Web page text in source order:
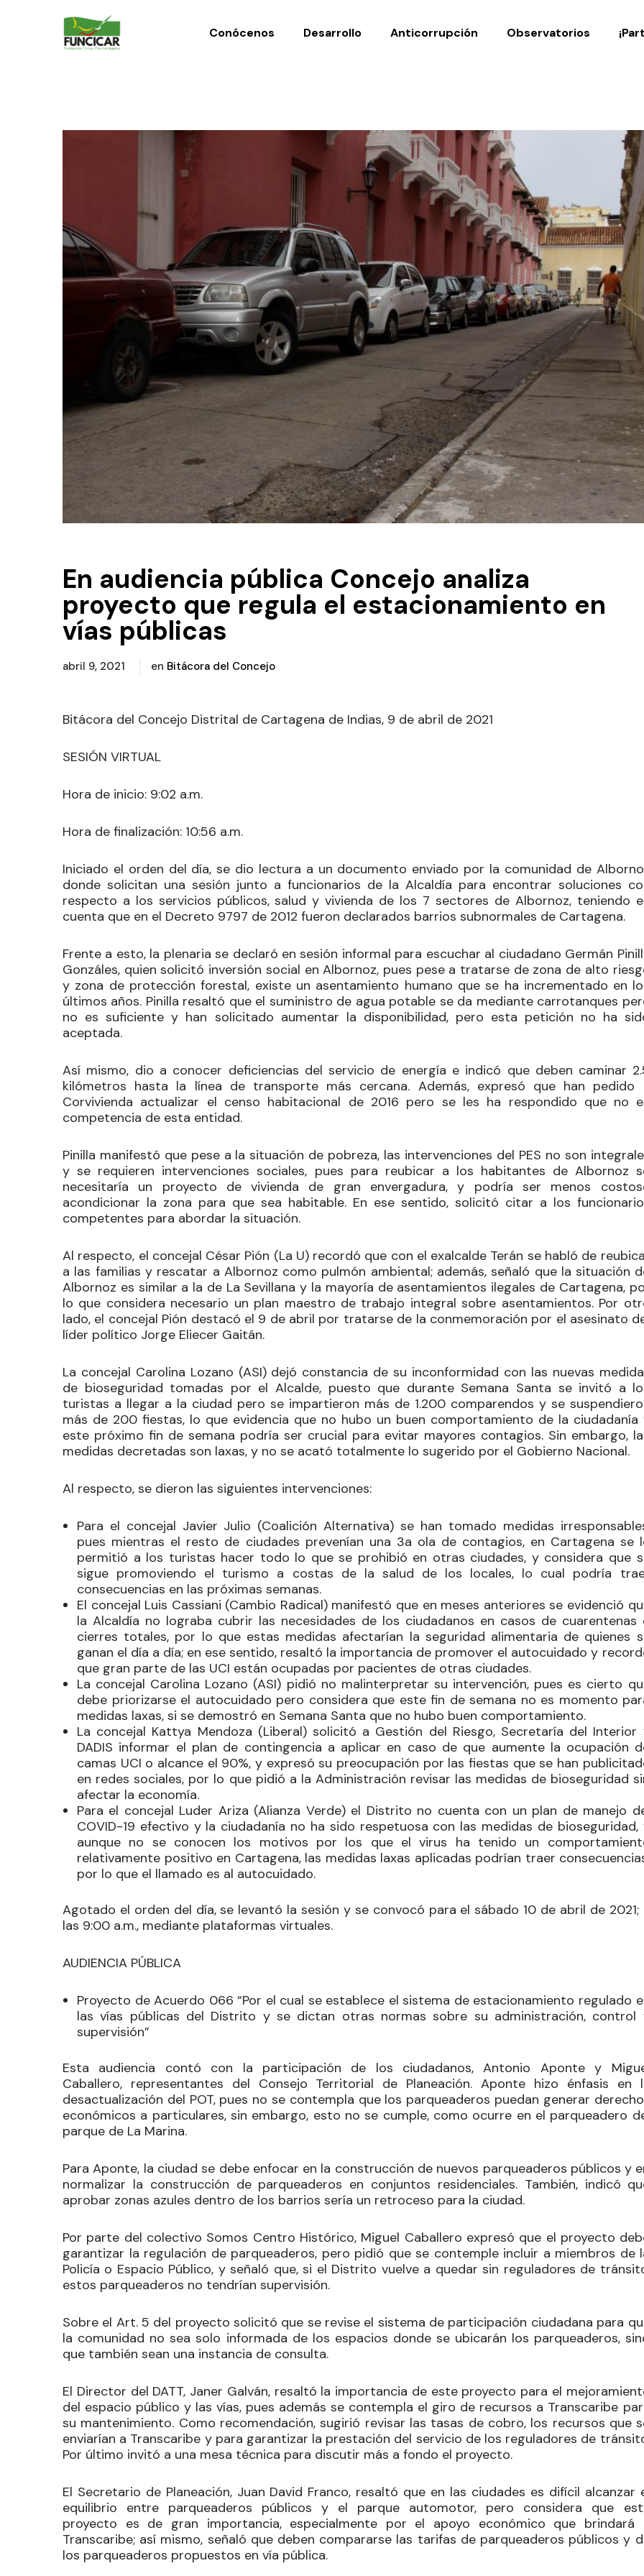
Conócenos Desarrollo Anticorrupción Observatorios
En audiencia pública Concejo analiza
proyecto que regula el estacionamiento en
vías públicas
abril 9, 2021 en Bitácora del Concejo
Bitácora del Concejo Distrital de Cartagena de Indias, 9 de abril de 2021
SESIÓN VIRTUAL
Hora de inicio: 9:02 a.m.
Hora de finalización: 10:56 a.m.
Iniciado el orden del día, se dio lectura a un documento enviado por la comunidad de
donde solicitan una sesión junto a funcionarios de la Alcaldía para encontrar soluciones
respecto a los servicios públicos, salud y vivienda de los 7 sectores de Albornoz, teniendo
cuenta que en el Decreto 9797 de 2012 fueron declarados barrios subnormales de Cartagena.
Frente a esto, la plenaria se declaró en sesión informal para escuchar al ciudadano Germán
Gonzáles, quien solicitó inversión social en Albornoz, pues pese a tratarse de zona de alto
y zona de protección forestal, existe un asentamiento humano que se ha incrementado en
últimos años. Pinilla resaltó que el suministro de agua potable se da mediante carrotanques
no es suficiente y han solicitado aumentar la disponibilidad, pero esta petición no ha
aceptada.
Así mismo, dio a conocer deficiencias del servicio de energía e indicó que deben caminar
kilómetros hasta la línea de transporte más cercana. Además, expresó que han pedido
Corvivienda actualizar el censo habitacional de 2016 pero se les ha respondido que no
competencia de esta entidad.
Pinilla manifestó que pese a la situación de pobreza, las intervenciones del PES no son
y se requieren intervenciones sociales, pues para reubicar a los habitantes de Albornoz
necesitaría un proyecto de vivienda de gran envergadura, y podría ser menos
acondicionar la zona para que sea habitable. En ese sentido, solicitó citar a los
competentes para abordar la situación.
Al respecto, el concejal César Pión (La U) recordó que con el exalcalde Terán se habló de
a las familias y rescatar a Albornoz como pulmón ambiental; además, señaló que la situación
Albornoz es similar a la de La Sevillana y la mayoría de asentamientos ilegales de Cartagena,
lo que considera necesario un plan maestro de trabajo integral sobre asentamientos. Por
lado, el concejal Pión destacó el 9 de abril por tratarse de la conmemoración por el asesinato
líder político Jorge Eliecer Gaitán.
La concejal Carolina Lozano (ASI) dejó constancia de su inconformidad con las nuevas
de bioseguridad tomadas por el Alcalde, puesto que durante Semana Santa se invitó a
turistas a llegar a la ciudad pero se impartieron más de 1.200 comparendos y se
más de 200 fiestas, lo que evidencia que no hubo un buen comportamiento de la ciudadanía
este próximo fin de semana podría ser crucial para evitar mayores contagios. Sin embargo,
medidas decretadas son laxas, y no se acató totalmente lo sugerido por el Gobierno Nacional.
Al respecto, se dieron las siguientes intervenciones:
Para el concejal Javier Julio (Coalición Alternativa) se han tomado medidas
pues mientras el resto de ciudades prevenían una 3a ola de contagios, en Cartagena se
permitió a los turistas hacer todo lo que se prohibió en otras ciudades, y considera que
sigue promoviendo el turismo a costas de la salud de los locales, lo cual podría
consecuencias en las próximas semanas.
El concejal Luis Cassiani (Cambio Radical) manifestó que en meses anteriores se evidenció
la Alcaldía no lograba cubrir las necesidades de los ciudadanos en casos de cuarentenas
cierres totales, por lo que estas medidas afectarían la seguridad alimentaria de quienes
ganan el día a día; en ese sentido, resaltó la importancia de promover el autocuidado y
que gran parte de las UCI están ocupadas por pacientes de otras ciudades.
La concejal Carolina Lozano (ASI) pidió no malinterpretar su intervención, pues es cierto
debe priorizarse el autocuidado pero considera que este fin de semana no es momento
medidas laxas, si se demostró en Semana Santa que no hubo buen comportamiento.
La concejal Kattya Mendoza (Liberal) solicitó a Gestión del Riesgo, Secretaría del Interior
DADIS informar el plan de contingencia a aplicar en caso de que aumente la ocupación
camas UCI o alcance el 90%, y expresó su preocupación por las fiestas que se han
en redes sociales, por lo que pidió a la Administración revisar las medidas de bioseguridad
afectar la economía.
Para el concejal Luder Ariza (Alianza Verde) el Distrito no cuenta con un plan de manejo
COVID-19 efectivo y la ciudadanía no ha sido respetuosa con las medidas de bioseguridad,
aunque no se conocen los motivos por los que el virus ha tenido un
relativamente positivo en Cartagena, las medidas laxas aplicadas podrían traer
por lo que el llamado es al autocuidado.
Agotado el orden del día, se levantó la sesión y se convocó para el sábado 10 de abril de 2021;
las 9:00 a.m., mediante plataformas virtuales.
AUDIENCIA PÚBLICA
Proyecto de Acuerdo 066 “Por el cual se establece el sistema de estacionamiento regulado
las vías públicas del Distrito y se dictan otras normas sobre su administración, control
supervisión”
Esta audiencia contó con la participación de los ciudadanos, Antonio Aponte y
Caballero, representantes del Consejo Territorial de Planeación. Aponte hizo énfasis en
desactualización del POT, pues no se contempla que los parqueaderos puedan generar
económicos a particulares, sin embargo, esto no se cumple, como ocurre en el parqueadero
parque de La Marina.
Para Aponte, la ciudad se debe enfocar en la construcción de nuevos parqueaderos públicos y
normalizar la construcción de parqueaderos en conjuntos residenciales. También, indicó
aprobar zonas azules dentro de los barrios sería un retroceso para la ciudad.
Por parte del colectivo Somos Centro Histórico, Miguel Caballero expresó que el proyecto
garantizar la regulación de parqueaderos, pero pidió que se contemple incluir a miembros de
Policía o Espacio Público, y señaló que, si el Distrito vuelve a quedar sin reguladores de
estos parqueaderos no tendrían supervisión.
Sobre el Art. 5 del proyecto solicitó que se revise el sistema de participación ciudadana para
la comunidad no sea solo informada de los espacios donde se ubicarán los parqueaderos,
que también sean una instancia de consulta.
El Director del DATT, Janer Galván, resaltó la importancia de este proyecto para el
del espacio público y las vías, pues además se contempla el giro de recursos a Transcaribe
su mantenimiento. Como recomendación, sugirió revisar las tasas de cobro, los recursos que
enviarían a Transcaribe y para garantizar la prestación del servicio de los reguladores de
Por último invitó a una mesa técnica para discutir más a fondo el proyecto.
El Secretario de Planeación, Juan David Franco, resaltó que en las ciudades es difícil alcanzar
equilibrio entre parqueaderos públicos y el parque automotor, pero considera que
proyecto es de gran importancia, especialmente por el apoyo económico que brindará
Transcaribe; así mismo, señaló que deben compararse las tarifas de parqueaderos públicos y
los parqueaderos propuestos en vía pública.